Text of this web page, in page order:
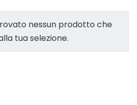
nessun prodotto che
tua selezione.